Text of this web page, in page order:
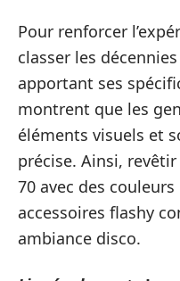
Pour renforcer
classer les
apportant ses
montrent que les
éléments visuels et
précise. Ainsi,
70 avec des
accessoires flashy
ambiance disco.